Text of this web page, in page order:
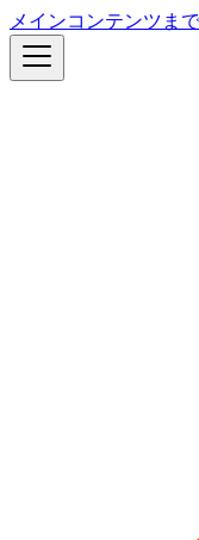
メインコンテンツま